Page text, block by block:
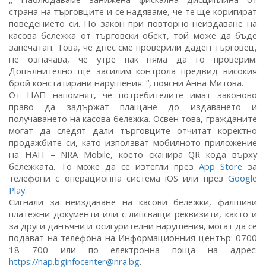
страна на търговците и се надяваме, че те ще коригират
поведението си. По закон при повторно неиздаване на
касова бележка от търговски обект, той може да бъде
запечатан. Това, че днес сме проверили даден търговец,
не означава, че утре пак няма да го проверим.
Допълнително ще засилим контрола предвид високия
брой констатирани нарушения. “, поясни Анна Митова.
От НАП напомнят, че потребителите имат законово
право да задържат плащане до издаването и
получаването на касова бележка. Освен това, гражданите
могат да следят дали търговците отчитат коректно
продажбите си, като използват мобилното приложение
на НАП – NRA Mobile, което сканира QR кода върху
бележката. То може да се изтегли през App Store за
телефони с операционна система iOS или през Google
Play.
Сигнали за неиздаване на касови бележки, фалшиви
платежни документи или с липсващи реквизити, както и
за други данъчни и осигурителни нарушения, могат да се
подават на телефона на Информационния център: 0700
18 700 или по електронна поща на адрес:
https://nap.bginfocenter@nra.bg.